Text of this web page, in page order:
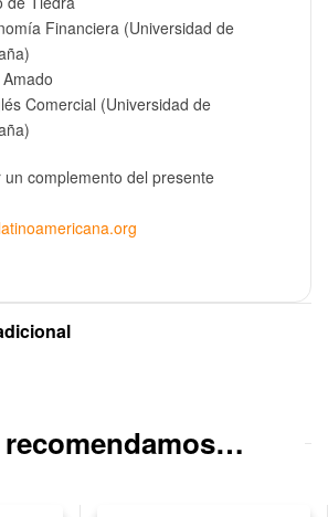
Financiera (Universidad de
Comercial (Universidad de
complemento del presente
recomendamos…